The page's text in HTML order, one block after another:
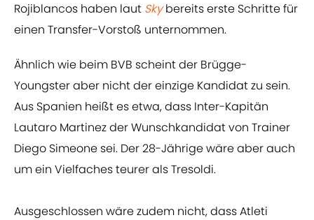
Rojiblancos haben laut Skybereits erste Schritte für
einen Transfer-Vorstoß unternommen.
Ähnlich wie beim BVB scheint der Brügge-
Youngster aber nicht der einzige Kandidat zu sein.
Aus Spanien heißt es etwa, dass Inter-Kapitän
Lautaro Martinez der Wunschkandidat von Trainer
Diego Simeone sei. Der 28-Jährige wäre aber auch
um ein Vielfaches teurer als Tresoldi.
Ausgeschlossen wäre zudem nicht, dass Atleti